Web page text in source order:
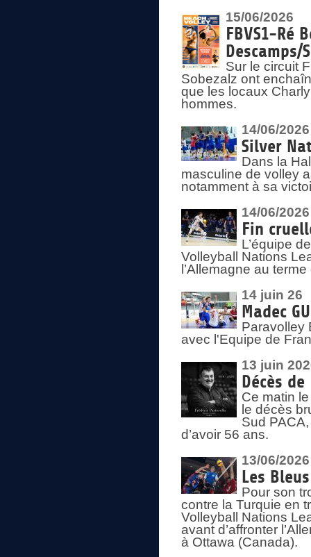
15/06/2026
FBVS1-Ré
Descamps/
Sur le circuit
Sobezalz ont
que les locaux
hommes.
14/06/2026
Silver
Dans la
masculine de volley
notamment à sa
14/06/2026
Fin
L’équipe
Volleyball Nations
l’Allemagne au
14 juin 26
Madec
Paravolley
avec l'Equipe de
13 juin
Décès de
Ce matin
le décès
Sud
d’avoir 56 ans.
13/06/2026
Les
Pour son
contre la Turquie en
Volleyball Nations
avant d’affronter
à Ottawa (Canada).